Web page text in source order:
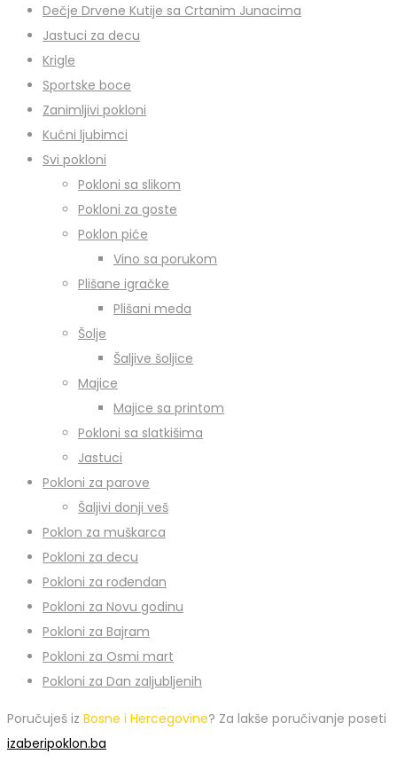
Dečje Drvene Kutije sa Crtanim Junacima
Jastuci za decu
Krigle
Sportske boce
Zanimljivi pokloni
Kućni ljubimci
Svi pokloni
Pokloni sa slikom
Pokloni za goste
Poklon piće
Vino sa porukom
Plišane igračke
Plišani meda
Šolje
Šaljive šoljice
Majice
Majice sa printom
Pokloni sa slatkišima
Jastuci
Pokloni za parove
Šaljivi donji veš
Poklon za muškarca
Pokloni za decu
Pokloni za rođendan
Pokloni za Novu godinu
Pokloni za Bajram
Pokloni za Osmi mart
Pokloni za Dan zaljubljenih
Poručuješ iz Bosne i Hercegovine? Za lakše poručivanje poseti
izaberipoklon.ba